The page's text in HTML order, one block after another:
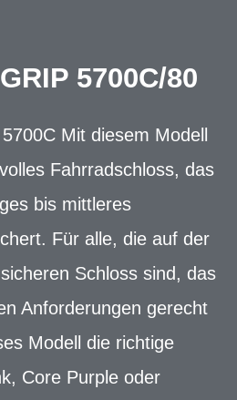
5700C/80
Mit diesem Modell
Fahrradschloss, das
bis mittleres
Für alle, die auf der
Schloss sind, das
Anforderungen gerecht
Modell die richtige
Core Purple oder